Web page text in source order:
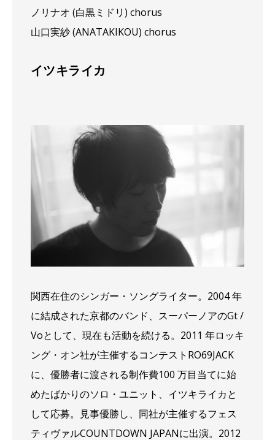
ノリナオ (白黒ミドリ) chorus
山口実紗 (ANATAKIKOU) chorus
イツキライカ
関西在住のシンガー・ソングライター。2004 年
に結成された京都のバンド、スーパーノアのGt /
Voとして、現在も活動を続ける。2011 年ロッキ
ング・オン社が主催するコンテストRO69JACK
に、優勝者に渡される制作費100 万目当てに始
めたばかりのソロ・ユニット、イツキライカと
して応募。見事優勝し、同社が主催するフェス
ティヴァルCOUNTDOWN JAPANに出演。2012